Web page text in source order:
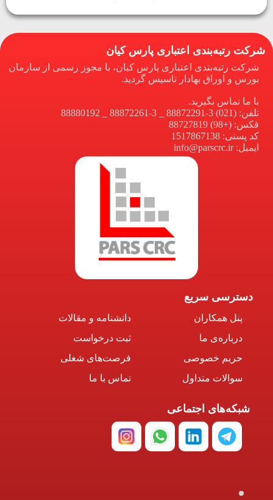
شرکت رتبه‌بندی اعتباری پارس کیان
شرکت رتبه‌بندی اعتباری پارس کیان، با مجوز رسمی از سازمان
بورس و اوراق بهادار تاسیس گردید.
با ما تماس بگیرید.
تلفن: (021) 3-88872291 _ 3-88872261 _ 88880192
فکس: (+98) 88727819
کد پستی: 1517867138
ایمیل: info@parscrc.ir
دسترسی سریع
پنل همکاران
درباره‌ی ما
حریم خصوصی
سوالات متداول
دانشنامه و مقالات
ثبت درخواست
فرصت‌های شغلی
تماس با ما
شبکه‌های اجتماعی